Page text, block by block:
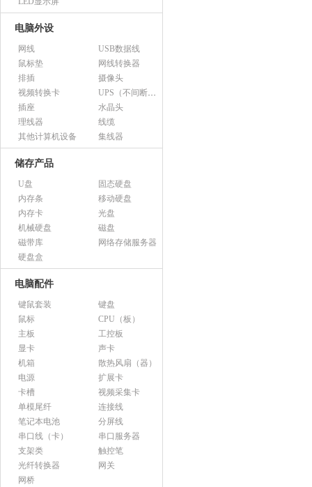
电脑外设
网线
USB数据线
鼠标垫
网线转换器
排插
摄像头
视频转换卡
UPS（不间断电源）
插座
水晶头
理线器
线缆
其他计算机设备
集线器
储存产品
U盘
固态硬盘
内存条
移动硬盘
内存卡
光盘
机械硬盘
磁盘
磁带库
网络存储服务器
硬盘盒
电脑配件
键鼠套装
键盘
鼠标
CPU（板）
主板
工控板
显卡
声卡
机箱
散热风扇（器）
电源
扩展卡
卡槽
视频采集卡
单模尾纤
连接线
笔记本电池
分屏线
串口线（卡）
串口服务器
支架类
触控笔
光纤转换器
网关
网桥